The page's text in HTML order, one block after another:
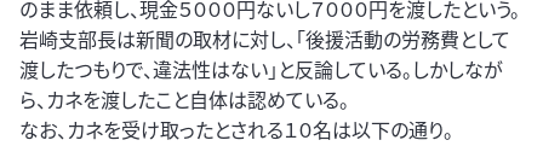
のまま依頼し、現金５０００円ないし７０００円を渡したという。
岩崎支部長は新聞の取材に対し、「後援活動の労務費として
渡したつもりで、違法性はない」と反論している。しかしなが
ら、カネを渡したこと自体は認めている。
なお、カネを受け取ったとされる１０名は以下の通り。